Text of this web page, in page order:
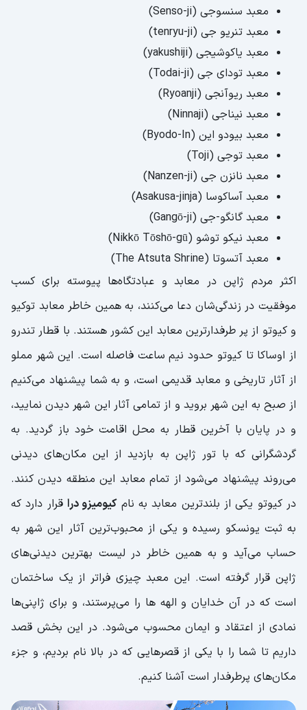
معبد سنسوجی (Senso-ji)
معبد تنریو جی (tenryu-ji)
معبد یاکوشیجی (yakushiji)
معبد تودای جی (Todai-ji)
معبد ریوآنجی (Ryoanji)
معبد نیناجی (Ninnaji)
معبد بیودو این (Byodo-In)
معبد توجی (Toji)
معبد نانزن جی (Nanzen-ji)
معبد آساکوسا (Asakusa-jinja)
معبد گانگو-جی (Gangō-ji)
معبد نیکو توشو (Nikkō Tōshō-gū)
معبد آتسوتا (The Atsuta Shrine)
اکثر مردم ژاپن در معابد و عبادتگاه‌‌ها پیوسته برای کسب
موفقیت در زندگی‌شان دعا می‌کنند، به همین خاطر معابد توکیو
و کیوتو از پر طرفدارترین معابد این کشور هستند. با قطار تندرو
از اوساکا تا کیوتو حدود نیم ساعت فاصله است. این شهر مملو
از آثار تاریخی و معابد قدیمی است، و به شما پیشنهاد می‌کنیم
از صبح به این شهر بروید و از تمامی آثار این شهر دیدن نمایید،
و در پایان با آخرین قطار به محل اقامت خود باز گردید. به
گردشگرانی که با تور ژاپن به بازدید از این مکان‌های دیدنی
می‌روند پیشنهاد می‌‌شود از تمام معابد این منطقه دیدن کنند.
در کیوتو یکی از بلندترین معابد به نامکیومیزو درا قرار دارد که
به ثبت یونسکو رسیده و یکی از محبوب‌ترین آثار این شهر به
حساب می‌آید و به همین خاطر در لیست بهترین دیدنی‌های
ژاپن قرار گرفته است. این معبد چیزی فراتر از یک ساختمان
است که در آن خدایان و الهه ها را می‌پرستند، و برای ژاپنی‌ها
نمادی از اعتقاد و ایمان محسوب می‌شود. در این بخش قصد
داریم تا شما را با یکی از قصرهایی که در بالا نام بردیم، و جزء
مکان‌های پرطرفدار است آشنا کنیم.